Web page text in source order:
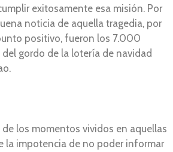
exitosamente esa misión. Por
noticia de aquella tragedia, por
positivo, fueron los 7.000
gordo de la lotería de navidad
de los momentos vividos en aquellas
la impotencia de no poder informar